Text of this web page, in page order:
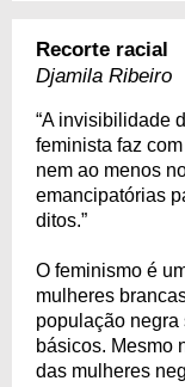
Recorte racial
Djamila Ribeiro
“A invisibilidade
feminista faz
nem ao menos
emancipatórias
ditos.”
O feminismo é
mulheres
população
básicos. Mesmo
das mulheres